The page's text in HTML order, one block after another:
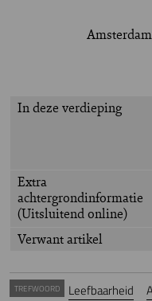
In deze verdieping
Extra
achtergrondinformatie
(Uitsluitend online)
Verwant artikel
TREFWOORD Leefbaarheid